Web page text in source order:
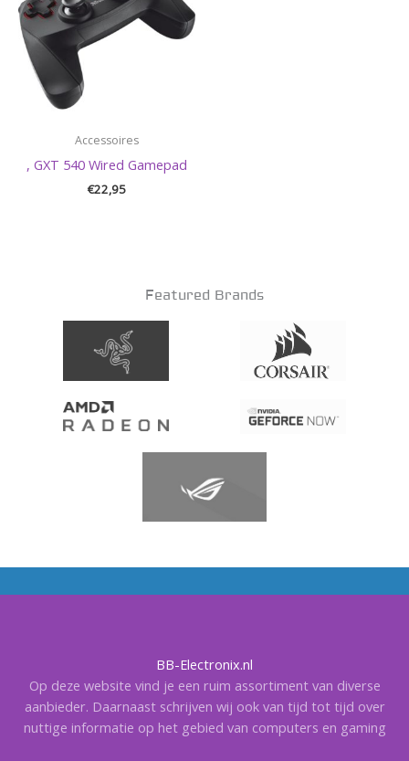
Accessoires
, GXT 540 Wired Gamepad
€22,95
Featured Brands
BB-Electronix.nl
Op deze website vind je een ruim assortiment van diverse
aanbieder. Daarnaast schrijven wij ook van tijd tot tijd over
nuttige informatie op het gebied van computers en gaming